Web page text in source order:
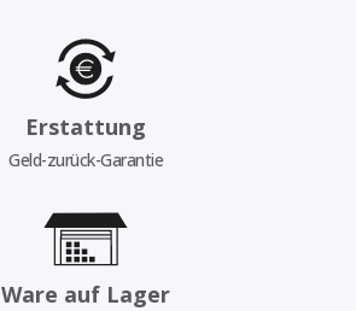
Erstattung
Geld-zurück-Garantie
Ware auf Lager